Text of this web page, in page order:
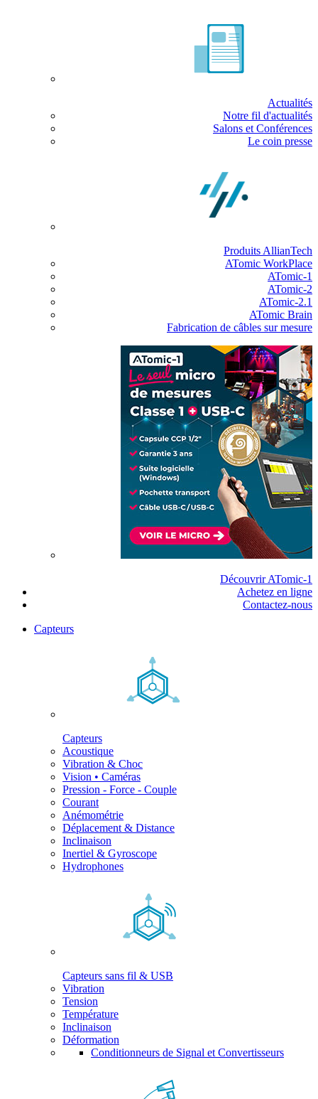
Actualités
Notre fil d'actualités
Salons et Conférences
Le coin presse
Produits AllianTech
ATomic WorkPlace
ATomic-1
ATomic-2
ATomic-2.1
ATomic Brain
Fabrication de câbles sur mesure
Découvrir ATomic-1
Achetez en ligne
Contactez-nous
Capteurs
Capteurs
Acoustique
Vibration & Choc
Vision • Caméras
Pression - Force - Couple
Courant
Anémométrie
Déplacement & Distance
Inclinaison
Inertiel & Gyroscope
Hydrophones
Capteurs sans fil & USB
Vibration
Tension
Température
Inclinaison
Déformation
Conditionneurs de Signal et Convertisseurs